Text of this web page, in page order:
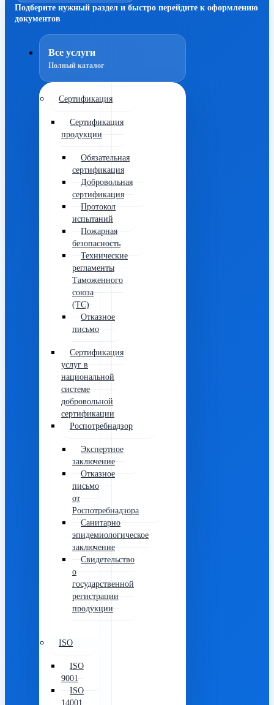
Подберите нужный раздел и быстро перейдите к оформлению
документов
Все услуги
Полный каталог
Сертификация
Сертификация
продукции
Обязательная
сертификация
Добровольная
сертификация
Протокол
испытаний
Пожарная
безопасность
Технические
регламенты
Таможенного
союза
(ТС)
Отказное
письмо
Сертификация
услуг в
национальной
системе
добровольной
сертификации
Роспотребнадзор
Экспертное
заключение
Отказное
письмо
от
Роспотребнадзора
Санитарно
эпидемиологическое
заключение
Свидетельство
о
государственной
регистрации
продукции
ISO
ISO
9001
ISO
14001